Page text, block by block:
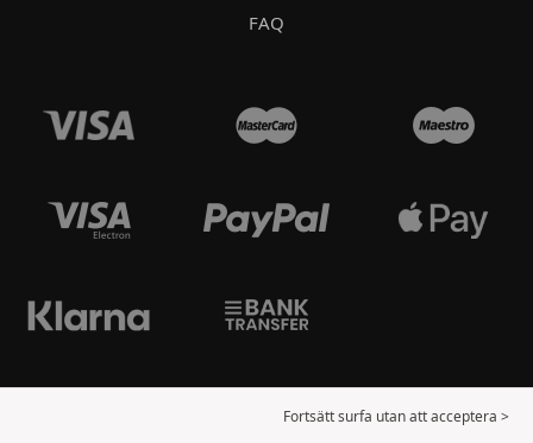
FAQ
Fortsätt surfa utan att acceptera >